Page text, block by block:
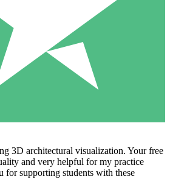
3D architectural visualization. Your free
and very helpful for my practice
for supporting students with these